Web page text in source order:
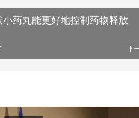
药丸能更好地控制药物释放
下